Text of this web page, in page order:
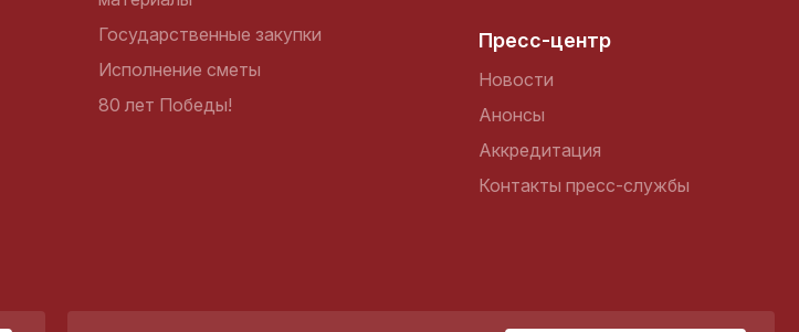
Государственные закупки
Исполнение сметы
80 лет Победы!
Пресс-центр
Новости
Анонсы
Аккредитация
Контакты пресс-службы